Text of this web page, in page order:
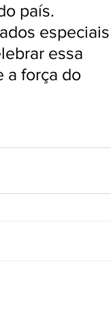
país.
especiais
essa
a força do